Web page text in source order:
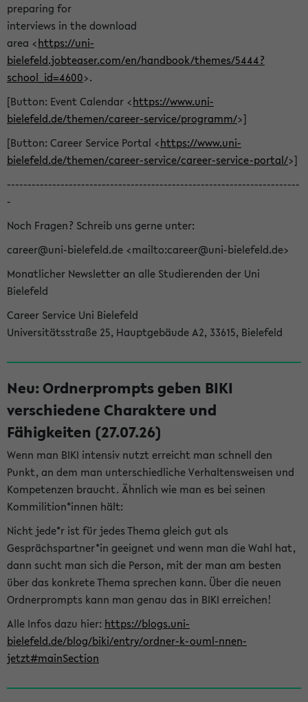
preparing for
interviews in the download
area <https://uni-
bielefeld.jobteaser.com/en/handbook/themes/5444?
school_id=4600>.
[Button: Event Calendar <https://www.uni-
bielefeld.de/themen/career-service/programm/>]
[Button: Career Service Portal <https://www.uni-
bielefeld.de/themen/career-service/career-service-portal/>]
-----------------------------------------------------------------------
-
Noch Fragen? Schreib uns gerne unter:
career@uni-bielefeld.de <mailto:career@uni-bielefeld.de>
Monatlicher Newsletter an alle Studierenden der Uni
Bielefeld
Career Service Uni Bielefeld
Universitätsstraße 25, Hauptgebäude A2, 33615, Bielefeld
Neu: Ordnerprompts geben BIKI
verschiedene Charaktere und
Fähigkeiten (27.07.26)
Wenn man BIKI intensiv nutzt erreicht man schnell den
Punkt, an dem man unterschiedliche Verhaltensweisen und
Kompetenzen braucht. Ähnlich wie man es bei seinen
Kommilition*innen hält:
Nicht jede*r ist für jedes Thema gleich gut als
Gesprächspartner*in geeignet und wenn man die Wahl hat,
dann sucht man sich die Person, mit der man am besten
über das konkrete Thema sprechen kann. Über die neuen
Ordnerprompts kann man genau das in BIKI erreichen!
Alle Infos dazu hier: https://blogs.uni-
bielefeld.de/blog/biki/entry/ordner-k-ouml-nnen-
jetzt#mainSection